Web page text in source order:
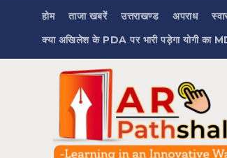
होम ताजा खबरें उत्तराखण्ड अपराध
क्या अखिलेश के PDA पर भारी पड़ेगा योगी का